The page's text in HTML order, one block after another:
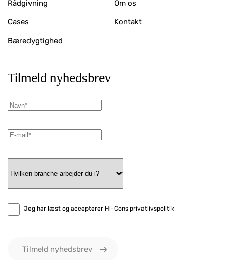
Rådgivning
Cases
Bæredygtighed
Om os
Kontakt
Tilmeld nyhedsbrev
Jeg har læst og accepterer Hi-Cons privatlivspolitik
Tilmeld nyhedsbrev